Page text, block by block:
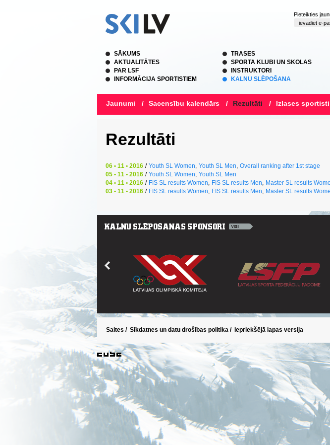
Pieteikties
SĀKUMS
AKTUALITĀTES
PAR LSF
INFORMĀCIJA SPORTISTIEM
TRASES
SPORTA KLUBI UN SKOLAS
INSTRUKTORI
KALNU SLĒPOŠANA
Jaunumi / Sacensību kalendārs / Rezultāti / Izlases sportisti
Rezultāti
06 • 11 • 2016 / Youth SL Women, Youth SL Men, Overall ranking after 1st stage
05 • 11 • 2016 / Youth SL Women, Youth SL Men
04 • 11 • 2016 / FIS SL results Women, FIS SL results Men, Master SL results
03 • 11 • 2016 / FIS SL results Women, FIS SL results Men, Master SL results
Saites / Sīkdatnes un datu drošības politika / Iepriekšējā lapas versija